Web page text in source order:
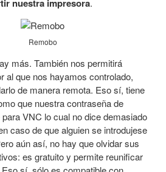
nuestra impresora.
Remobo
más. También nos permitirá
al que nos hayamos controlado,
de manera remota. Eso sí, tiene
que nuestra contraseña de
VNC lo cual no dice demasiado
caso de que alguien se introdujese
aún así, no hay que olvidar sus
es gratuito y permite reunificar